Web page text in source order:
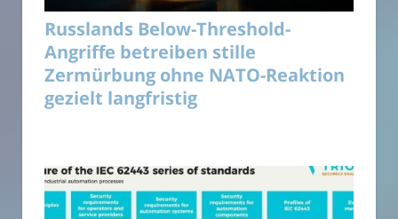
Russlands Below-Threshold-
Angriffe betreiben stille
Zermürbung ohne NATO-Reaktion
gezielt langfristig